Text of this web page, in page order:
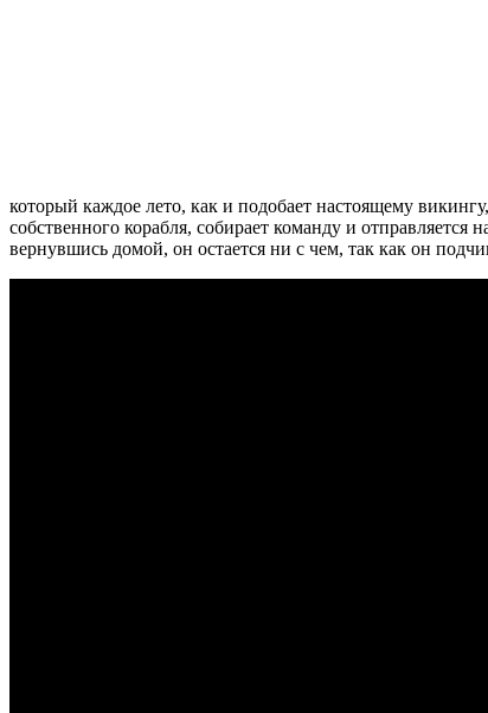
который каждое лето, как и подобает настоящему
собственного корабля, собирает команду и
вернувшись домой, он остается ни с чем, так как он